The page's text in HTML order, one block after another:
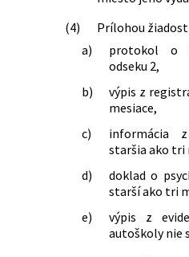
(4)
Prílohou
a)
protokol o
odseku 2,
b)
výpis z
mesiace,
c)
informácia
staršia ako tri
d)
doklad o
starší ako tri
e)
výpis z
autoškoly nie